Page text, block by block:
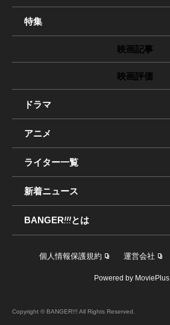
特集
映画記事
映画評価
ドラマ
アニメ
ライター一覧
新着ニュース
BANGER!!!とは
個人情報保護規約 運営会社
Powered by MoviePlus
Copyright © BANGER!!! All Rights Reserved.